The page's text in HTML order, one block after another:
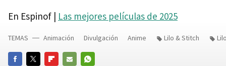
En Espinof | Las mejores películas de 2025
TEMAS Animación Divulgación Anime Lilo & Stitch